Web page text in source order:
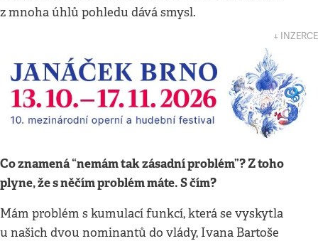
z mnoha úhlů pohledu dává smysl.
↓ INZERCE
Co znamená “nemám tak zásadní problém”? Z toho
plyne, že s něčím problém máte. S čím?
Mám problém s kumulací funkcí, která se vyskytla
u našich dvou nominantů do vlády, Ivana Bartoše